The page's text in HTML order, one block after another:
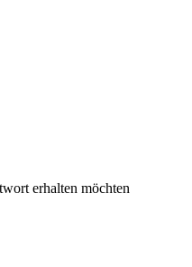
erhalten möchten